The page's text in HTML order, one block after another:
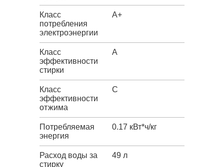
Класс
потребления
электроэнергии
A+
Класс
эффективности
стирки
A
Класс
эффективности
отжима
C
Потребляемая
энергия
0.17 кВт*ч/кг
Расход воды за
стирку
49 л